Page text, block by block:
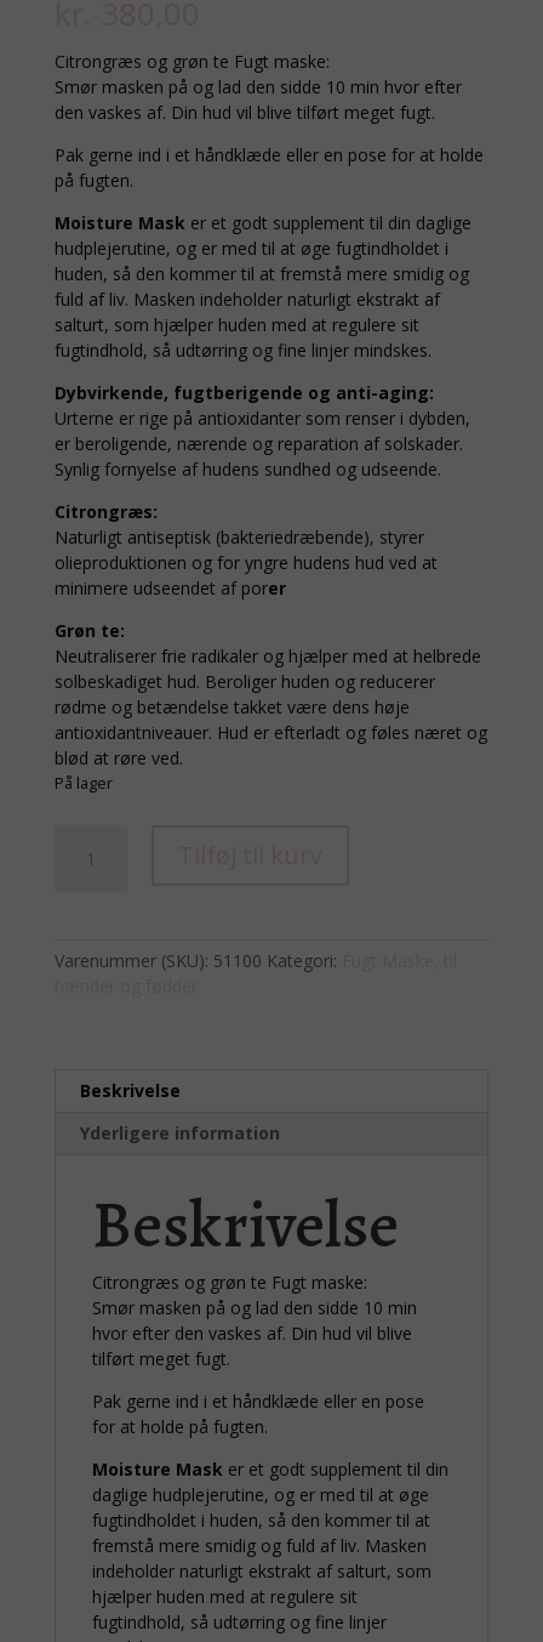
Citrongræs og grøn te Fugt maske:
Smør masken på og lad den sidde 10 min hvor efter
den vaskes af. Din hud vil blive tilført meget fugt.
Pak gerne ind i et håndklæde eller en pose for at holde
på fugten.
Moisture Masker et godt supplement til din daglige
hudplejerutine, og er med til at øge fugtindholdet i
huden, så den kommer til at fremstå mere smidig og
fuld af liv. Masken indeholder naturligt ekstrakt af
salturt, som hjælper huden med at regulere sit
fugtindhold, så udtørring og fine linjer mindskes.
Dybvirkende, fugtberigende og anti-aging:
Urterne er rige på antioxidanter som renser i dybden,
er beroligende, nærende og reparation af solskader.
Synlig fornyelse af hudens sundhed og udseende.
Citrongræs:
Naturligt antiseptisk (bakteriedræbende), styrer
olieproduktionen og for yngre hudens hud ved at
minimere udseendet af porer
Grøn te:
Neutraliserer frie radikaler og hjælper med at helbrede
solbeskadiget hud. Beroliger huden og reducerer
rødme og betændelse takket være dens høje
antioxidantniveauer. Hud er efterladt og føles næret og
blød at røre ved.
På lager
Maske
Te
Varenummer (SKU): 51100 Kategori:
Beskrivelse
Yderligere information
Beskrivelse
Citrongræs og grøn te Fugt maske:
Smør masken på og lad den sidde 10 min
hvor efter den vaskes af. Din hud vil blive
tilført meget fugt.
Pak gerne ind i et håndklæde eller en pose
for at holde på fugten.
Moisture Masker et godt supplement til din
daglige hudplejerutine, og er med til at øge
fugtindholdet i huden, så den kommer til at
fremstå mere smidig og fuld af liv. Masken
indeholder naturligt ekstrakt af salturt, som
hjælper huden med at regulere sit
fugtindhold, så udtørring og fine linjer